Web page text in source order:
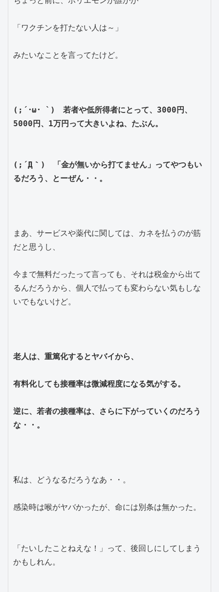
「ワクチンを打たない人は～」
みたいなことを言ってたけど。
(;´･ω･ `)　若者や低所得者にとって、3000円、
5000円、1万円って大きいよね、たぶん。
(;´Д｀)　「金が無いから打てません」ってやつもい
るだろう、とーぜん・・。
まあ、サービスや薬代に関しては、カネを払うのが筋
だと思うし、
今まで無料だったって言っても、それは税金から出て
るんだろうから、個人で払っても変わらない気もしな
いでもないけど。
老人は、重篤化するとヤバイから、
有料化しても接種率は微減程度になる気がする。
逆に、若者の接種率は、さらに下がっていくのだろう
な・・。
私は、どうなるだろうなあ・・。
感染時は喉がヤバかったが、命には別条は無かった。
「たいしたことねえな！」って、後回しにしてしまう
かもしれん。